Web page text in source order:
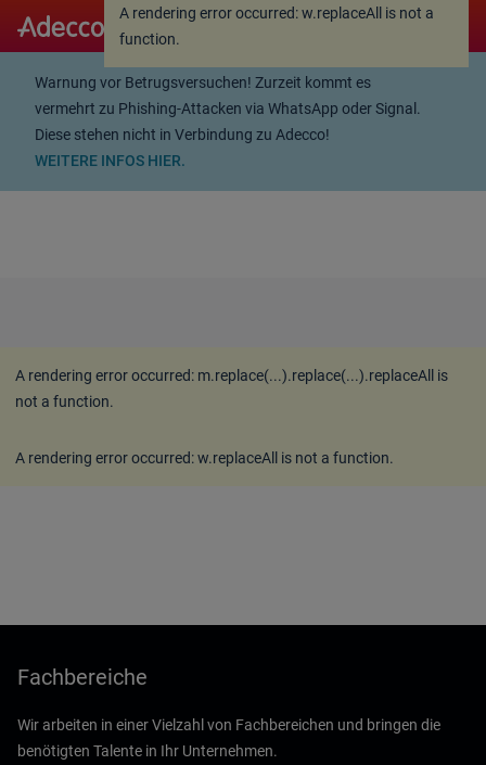
A rendering error occurred:
function.
A rendering error occurred:w.replaceAll is not a
function.
Warnung vor Betrugsversuchen! Zurzeit kommt es
vermehrt zu Phishing-Attacken via WhatsApp oder Signal.
Diese stehen nicht in Verbindung zu Adecco!
WEITERE INFOS HIER.
A rendering error occurred: m.replace(...).replace(...).replaceAll is
not a function.
A rendering error occurred:w.replaceAll is not a function.
Fachbereiche
Wir arbeiten in einer Vielzahl von Fachbereichen und bringen die
benötigten Talente in Ihr Unternehmen.